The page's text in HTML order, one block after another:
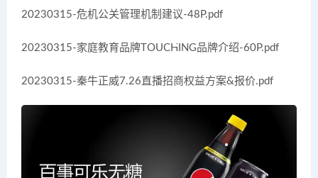
20230315-危机公关管理机制建议-48P.pdf
20230315-家庭教育品牌TOUCHING品牌介绍-60P.pdf
20230315-秦牛正威7.26直播招商权益方案&报价.pdf